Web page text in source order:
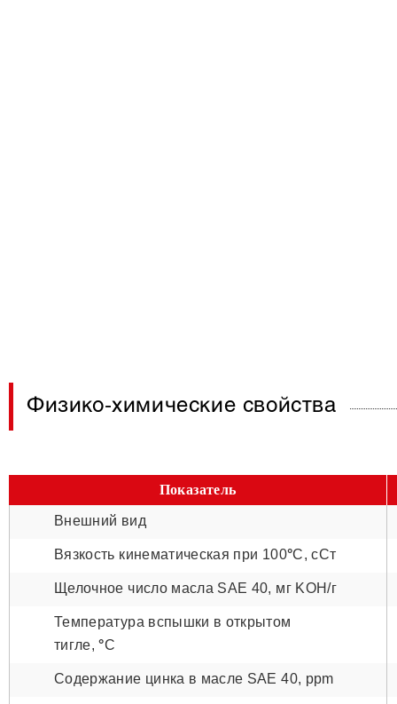
Физико-химические свойства
Показатель
Внешний вид
Вязкость кинематическая при 100°С, сСт
Щелочное число масла SAE 40, мг KOH/г
Температура вспышки в открытом
тигле,°С
Содержание цинка в масле SAE 40, ppm